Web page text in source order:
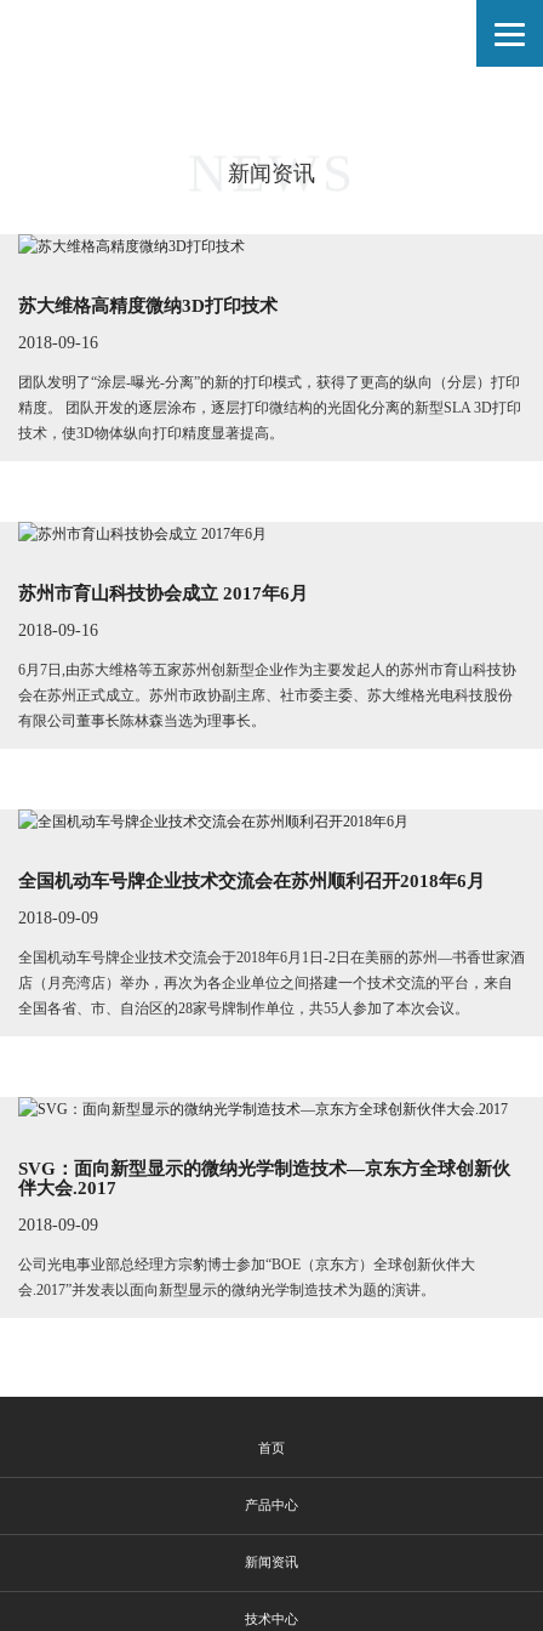
新闻资讯
NEWS
苏大维格高精度微纳3D打印技术
2018-09-16
团队发明了“涂层-曝光-分离”的新的打印模式，获得了更高的纵向（分层）打印
精度。 团队开发的逐层涂布，逐层打印微结构的光固化分离的新型SLA 3D打印
技术，使3D物体纵向打印精度显著提高。
苏州市育山科技协会成立 2017年6月
2018-09-16
6月7日,由苏大维格等五家苏州创新型企业作为主要发起人的苏州市育山科技协
会在苏州正式成立。苏州市政协副主席、社市委主委、苏大维格光电科技股份
有限公司董事长陈林森当选为理事长。
全国机动车号牌企业技术交流会在苏州顺利召开2018年6月
2018-09-09
全国机动车号牌企业技术交流会于2018年6月1日-2日在美丽的苏州—书香世家酒
店（月亮湾店）举办，再次为各企业单位之间搭建一个技术交流的平台，来自
全国各省、市、自治区的28家号牌制作单位，共55人参加了本次会议。
SVG：面向新型显示的微纳光学制造技术—京东方全球创新伙
伴大会.2017
2018-09-09
公司光电事业部总经理方宗豹博士参加“BOE（京东方）全球创新伙伴大
会.2017”并发表以面向新型显示的微纳光学制造技术为题的演讲。
首页
产品中心
新闻资讯
技术中心